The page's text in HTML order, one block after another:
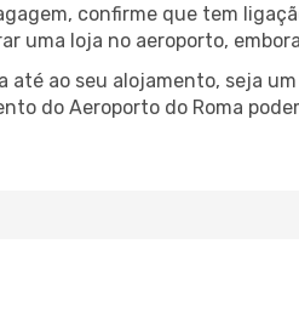
confirme que tem
uma loja no aeroporto,
até ao seu alojamento, seja
do Aeroporto do Roma